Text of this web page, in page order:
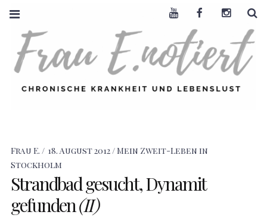
LEBENSLUST
Frau E. 18. August 2012 Mein Zweit-Leben in
Stockholm
Strandbad gesucht, Dynamit
gefunden(II)
Youtube Facebook